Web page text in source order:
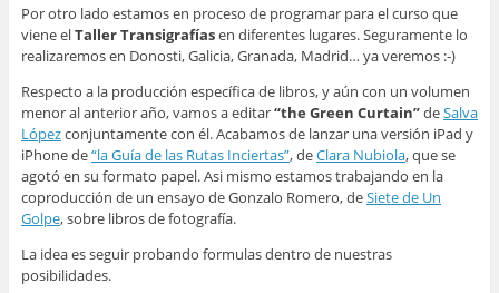
Por otro lado estamos en proceso de programar para el curso que
viene elTaller Transigrafíasen diferentes lugares. Seguramente lo
realizaremos en Donosti, Galicia, Granada, Madrid… ya veremos :-)
Respecto a la producción específica de libros, y aún con un volumen
menor al anterior año, vamos a editar“the Green Curtain”deSalva
Lópezconjuntamente con él. Acabamos de lanzar una versión iPad y
iPhone de“la Guía de las Rutas Inciertas”, deClara Nubiola, que se
agotó en su formato papel. Asi mismo estamos trabajando en la
coproducción de un ensayo de Gonzalo Romero, deSiete de Un
Golpe, sobre libros de fotografía.
La idea es seguir probando formulas dentro de nuestras
posibilidades.